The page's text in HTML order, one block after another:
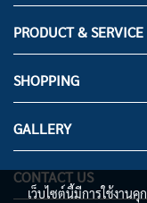
PRODUCT & SERVICE
SHOPPING
GALLERY
CONTACT US
เว็บไซต์นี้มีการใช้งาน